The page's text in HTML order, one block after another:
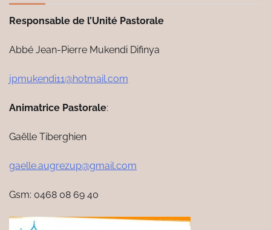
Responsable de l’Unité Pastorale
Abbé Jean-Pierre Mukendi Difinya
jpmukendi11@hotmail.com
Animatrice Pastorale:
Gaëlle Tiberghien
gaelle.augrezup@gmail.com
Gsm: 0468 08 69 40